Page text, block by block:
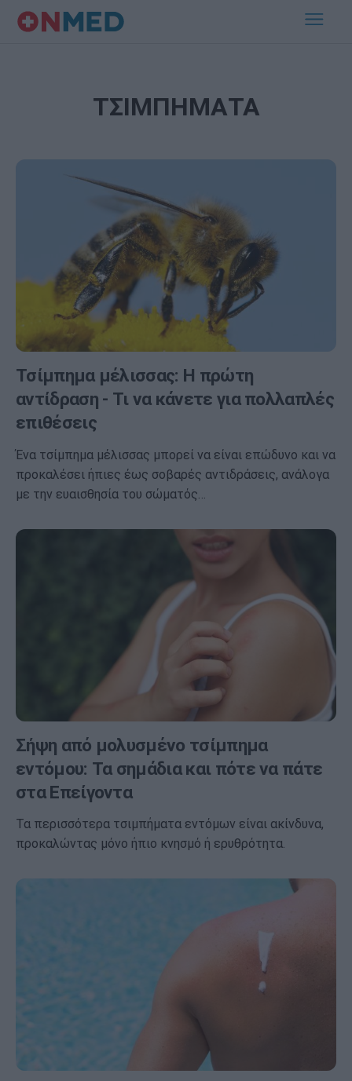
ΤΣΙΜΠΗΜΑΤΑ
Τσίμπημα μέλισσας: Η πρώτη
αντίδραση - Τι να κάνετε για πολλαπλές
επιθέσεις
Ένα τσίμπημα μέλισσας μπορεί να είναι επώδυνο και να
προκαλέσει ήπιες έως σοβαρές αντιδράσεις, ανάλογα
με την ευαισθησία του σώματός…
Σήψη από μολυσμένο τσίμπημα
εντόμου: Τα σημάδια και πότε να πάτε
στα Επείγοντα
Τα περισσότερα τσιμπήματα εντόμων είναι ακίνδυνα,
προκαλώντας μόνο ήπιο κνησμό ή ερυθρότητα.